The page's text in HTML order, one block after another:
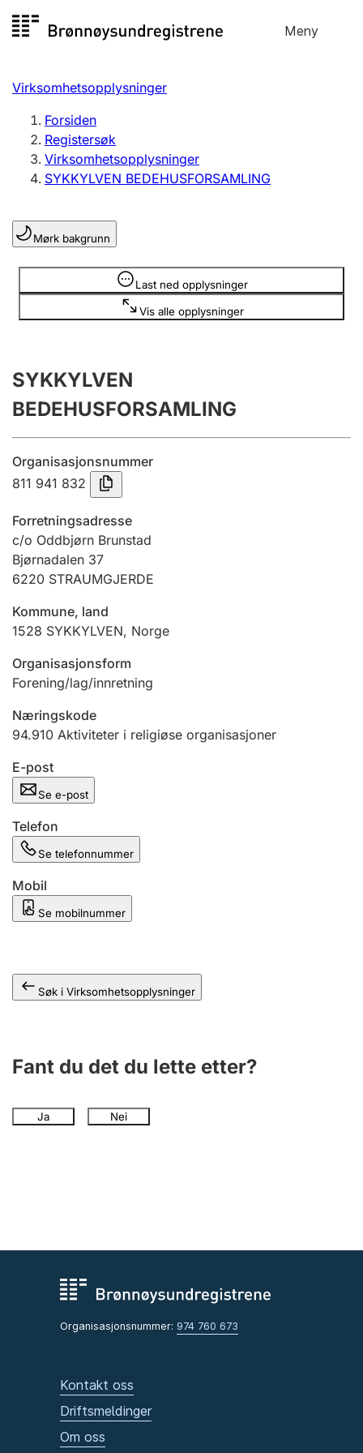
til
Meny
Registersøk
Aksjeselskap
Enkeltpersonforetak
Registrere, endre, slette
Lag og forening
Registrere, endre, slette
Innsending og forsinkelsesgebyr
Tinglysing
Jeger
Betaling og jegeravgiftskort
Ektepaktveileder
Offentlig sektor
Andre tema
Virksomhetsopplysninger
Forsiden
Registersøk
Virksomhetsopplysninger
SYKKYLVEN BEDEHUSFORSAMLING
Mørk bakgrunn
Last ned opplysninger
Vis alle opplysninger
Opplysninger er skjult
SYKKYLVEN
BEDEHUSFORSAMLING
Organisasjonsnummer
811 941 832
Forretningsadresse
c/o Oddbjørn Brunstad
Bjørnadalen 37
6220 STRAUMGJERDE
Kommune, land
1528 SYKKYLVEN, Norge
Organisasjonsform
Forening/lag/innretning
Næringskode
94.910 Aktiviteter i religiøse organisasjoner
E-post
Se e-post
Telefon
Se telefonnummer
Mobil
Se mobilnummer
Søk i Virksomhetsopplysninger
Fant du det du lette etter?
Ja Nei
Organisasjonsnummer: 974 760 673
Kontakt oss
Driftsmeldinger
Om oss